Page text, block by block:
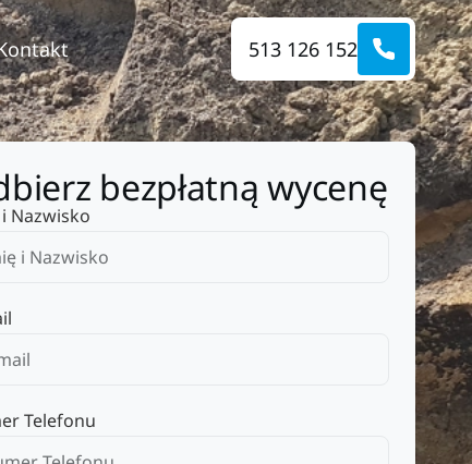
513 126 152
bezpłatną wycenę
Nazwisko
Telefonu